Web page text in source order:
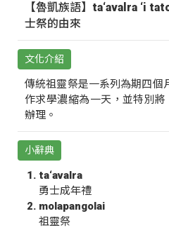
【魯凱族語】ta‘avalra ‘i
士祭的由來
文化介紹
傳統祖靈祭是一系列為期四個
作求學濃縮為一天，並特別
辦理。
小辭典
ta‘avalra
勇士成年禮
molapangolai
祖靈祭